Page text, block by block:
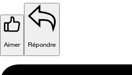
Aimer Répondre